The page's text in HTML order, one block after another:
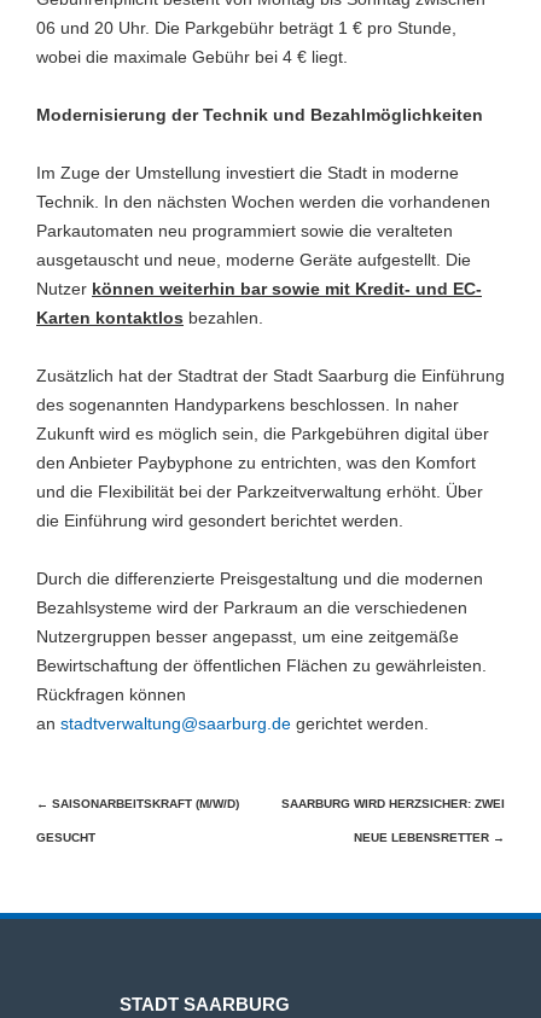
06 und 20 Uhr. Die Parkgebühr beträgt 1 € pro Stunde,
wobei die maximale Gebühr bei 4 € liegt.
Modernisierung der Technik und Bezahlmöglichkeiten
Im Zuge der Umstellung investiert die Stadt in moderne
Technik. In den nächsten Wochen werden die vorhandenen
Parkautomaten neu programmiert sowie die veralteten
ausgetauscht und neue, moderne Geräte aufgestellt. Die
Nutzer können weiterhin bar sowie mit Kredit- und EC-
Karten kontaktlos bezahlen.
Zusätzlich hat der Stadtrat der Stadt Saarburg die Einführung
des sogenannten Handyparkens beschlossen. In naher
Zukunft wird es möglich sein, die Parkgebühren digital über
den Anbieter Paybyphone zu entrichten, was den Komfort
und die Flexibilität bei der Parkzeitverwaltung erhöht. Über
die Einführung wird gesondert berichtet werden.
Durch die differenzierte Preisgestaltung und die modernen
Bezahlsysteme wird der Parkraum an die verschiedenen
Nutzergruppen besser angepasst, um eine zeitgemäße
Bewirtschaftung der öffentlichen Flächen zu gewährleisten.
Rückfragen können
an stadtverwaltung@saarburg.de gerichtet werden.
Beitragsnavigation
← SAISONARBEITSKRAFT (M/W/D)
GESUCHT
SAARBURG WIRD HERZSICHER: ZWEI
NEUE LEBENSRETTER →
STADT SAARBURG